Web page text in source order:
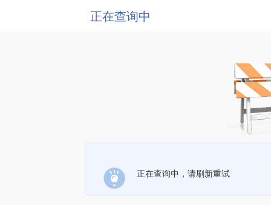
正在查询中
正在查询中，请刷新重试